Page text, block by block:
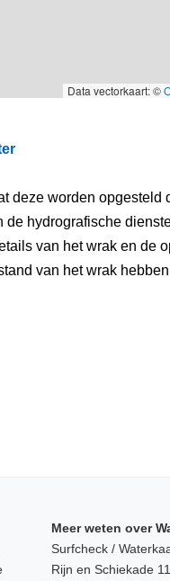
Data vectorkaart: ©
deze worden opgesteld
hydrografische
van het wrak en de
van het wrak
Meer weten over
Surfcheck /
Rijn en Schiekade